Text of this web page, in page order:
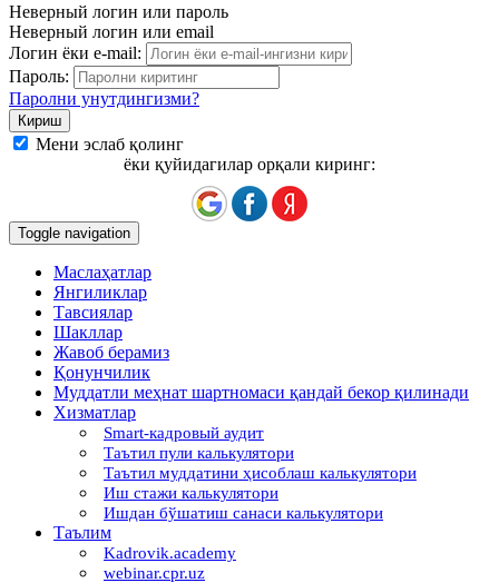
Неверный логин или пароль
Неверный логин или email
Логин ёки e-mail:
Пароль:
Паролни унутдингизми?
Мени эслаб қолинг
ёки қуйидагилар орқали киринг:
Toggle navigation
Маслаҳатлар
Янгиликлар
Тавсиялар
Шакллар
Жавоб берамиз
Қонунчилик
Муддатли меҳнат шартномаси қандай бекор қилинади
Хизматлар
Smart-кадровый аудит
Таътил пули калькулятори
Таътил муддатини ҳисоблаш калькулятори
Иш стажи калькулятори
Ишдан бўшатиш санаси калькулятори
Таълим
Kadrovik.academy
webinar.cpr.uz